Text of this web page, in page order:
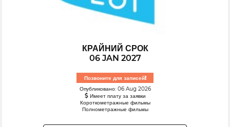
КРАЙНИЙ СРОК
06 JAN 2027
Позвоните для записей!
Опубликовано: 06 Aug 2026
Имеет плату за заявки
Короткометражные фильмы
Полнометражные фильмы